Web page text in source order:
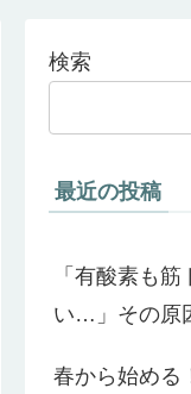
検索
最近の投稿
「有酸素も
い…」その原
春から始める